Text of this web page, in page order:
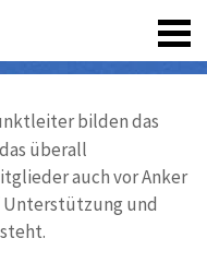
bilden das
überall
auch vor Anker
Unterstützung und